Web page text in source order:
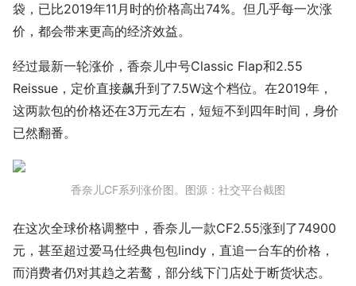
袋，已比2019年11月时的价格高出74%。但几乎每一次涨
价，都会带来更高的经济效益。
经过最新一轮涨价，香奈儿中号Classic Flap和2.55
Reissue，定价直接飙升到了7.5W这个档位。在2019年，
这两款包的价格还在3万元左右，短短不到四年时间，身价
已然翻番。
香奈儿CF系列涨价图。图源：社交平台截图
在这次全球价格调整中，香奈儿一款CF2.55涨到了74900
元，甚至超过爱马仕经典包包lindy，直追一台车的价格，
而消费者仍对其趋之若鹜，部分线下门店处于断货状态。